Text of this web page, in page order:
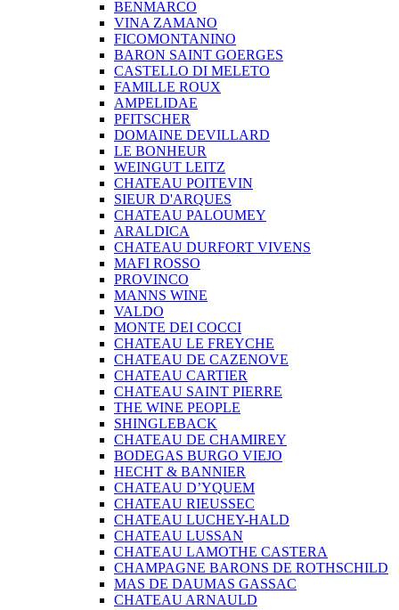
BENMARCO
VINA ZAMANO
FICOMONTANINO
BARON SAINT GOERGES
CASTELLO DI MELETO
FAMILLE ROUX
AMPELIDAE
PFITSCHER
DOMAINE DEVILLARD
LE BONHEUR
WEINGUT LEITZ
CHATEAU POITEVIN
SIEUR D'ARQUES
CHATEAU PALOUMEY
ARALDICA
CHATEAU DURFORT VIVENS
MAFI ROSSO
PROVINCO
MANNS WINE
VALDO
MONTE DEI COCCI
CHATEAU LE FREYCHE
CHATEAU DE CAZENOVE
CHATEAU CARTIER
CHATEAU SAINT PIERRE
THE WINE PEOPLE
SHINGLEBACK
CHATEAU DE CHAMIREY
BODEGAS BURGO VIEJO
HECHT & BANNIER
CHATEAU D’YQUEM
CHATEAU RIEUSSEC
CHATEAU LUCHEY-HALD
CHATEAU LUSSAN
CHATEAU LAMOTHE CASTERA
CHAMPAGNE BARONS DE ROTHSCHILD
MAS DE DAUMAS GASSAC
CHATEAU ARNAULD